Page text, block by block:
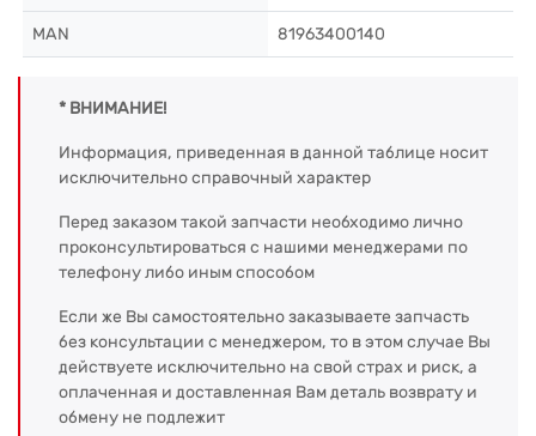
MAN 81963400140
* ВНИМАНИЕ!
Информация, приведенная в данной таблице носит
исключительно справочный характер
Перед заказом такой запчасти необходимо лично
проконсультироваться с нашими менеджерами по
телефону либо иным способом
Если же Вы самостоятельно заказываете запчасть
без консультации с менеджером, то в этом случае Вы
действуете исключительно на свой страх и риск, а
оплаченная и доставленная Вам деталь возврату и
обмену не подлежит